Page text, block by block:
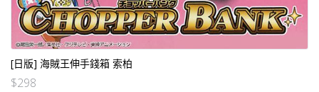
[日版] 海賊王伸手錢箱 索柏
$298